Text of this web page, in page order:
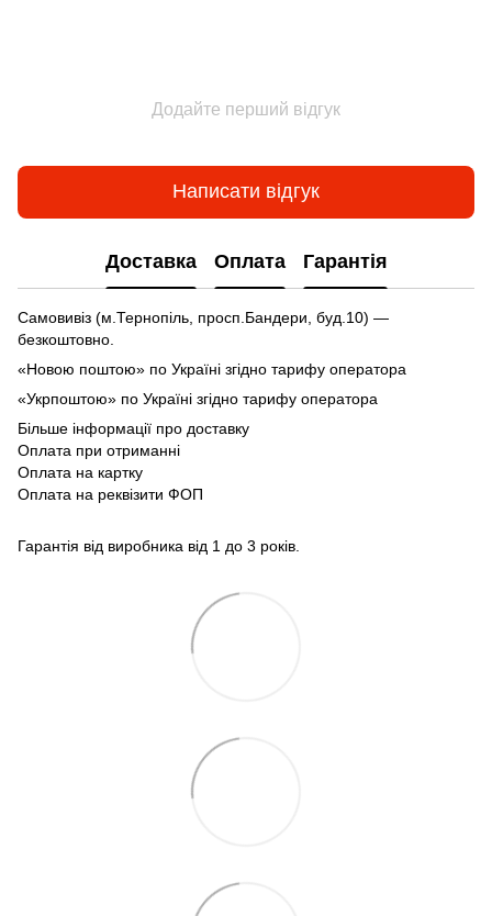
Додайте перший відгук
Написати відгук
Доставка Оплата Гарантія
Самовивіз (м.Тернопіль, просп.Бандери, буд.10) —
безкоштовно.
«Новою поштою» по Україні згідно тарифу оператора
«Укрпоштою» по Україні згідно тарифу оператора
Більше інформації про доставку
Оплата при отриманні
Оплата на картку
Оплата на реквізити ФОП
Гарантія від виробника від 1 до 3 років.